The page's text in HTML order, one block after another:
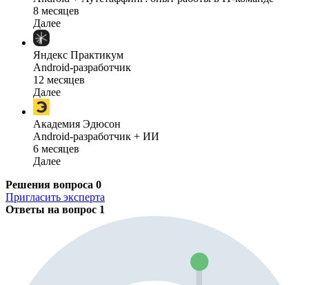
8 месяцев
Далее
Яндекс Практикум
Android-разработчик
12 месяцев
Далее
Академия Эдюсон
Android-разработчик + ИИ
6 месяцев
Далее
Решения вопроса 0
Пригласить эксперта
Ответы на вопрос 1